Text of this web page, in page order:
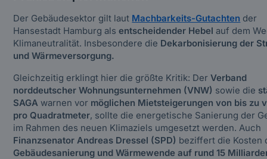
Der Gebäudesektor gilt laut Machbarkeits-Gutachten der
Hansestadt Hamburg alsentscheidender Hebel auf dem
Klimaneutralität. Insbesondere die Dekarbonisierung der
und Wärmeversorgung.
Gleichzeitig erklingt hier die größte Kritik: DerVerband
norddeutscher Wohnungsunternehmen (VNW) sowie die
SAGA warnen vor möglichen Mietsteigerungen von bis zu
pro Quadratmeter, sollte die energetische Sanierung der
im Rahmen des neuen Klimaziels umgesetzt werden. Auch
Finanzsenator Andreas Dressel (SPD) beziffert die Kosten
Gebäudesanierung und Wärmewende auf rund 15